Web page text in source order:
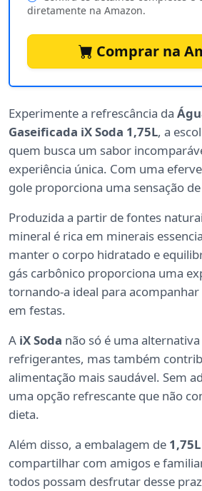
diretamente na Amazon.
Comprar na
Experimente a refrescância da
Gaseificada iX Soda 1,75L, a
quem busca um sabor
experiência única. Com uma
gole proporciona uma sensação
Produzida a partir de fontes
mineral é rica em minerais
manter o corpo hidratado e
gás carbônico proporciona uma
tornando-a ideal para
em festas.
A iX Soda não só é uma
refrigerantes, mas também
alimentação mais saudável. Sem
uma opção refrescante que não
dieta.
Além disso, a embalagem de 1,75L
compartilhar com amigos e
todos possam desfrutar desse